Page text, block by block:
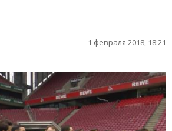
1 февраля 2018, 18:21